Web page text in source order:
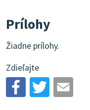
Prílohy
Žiadne prílohy.
Zdieľajte